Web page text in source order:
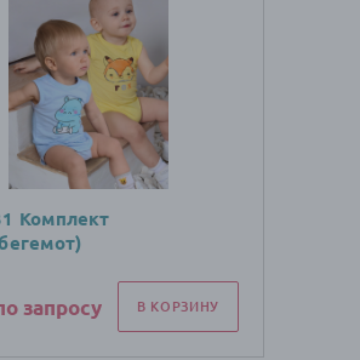
Комплект
запросу В КОРЗИНУ